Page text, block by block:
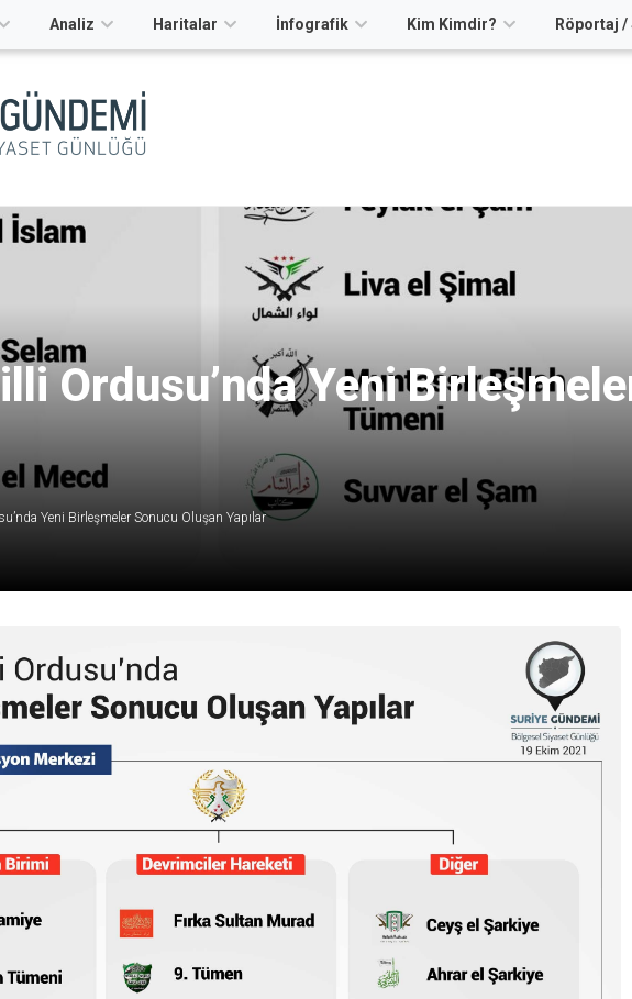
Analiz Haritalar İnfografik Kim Kimdir? Röportaj /
Ordusu’nda Yeni
Yeni Birleşmeler Sonucu Oluşan Yapılar